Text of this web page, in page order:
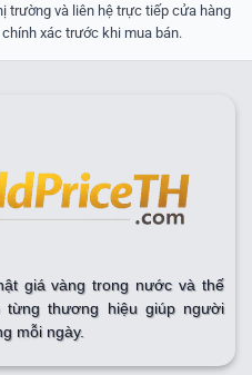
trường và liên hệ trực tiếp cửa hàng
xác trước khi mua bán.
giá vàng trong nước và thế
thương hiệu giúp người
mỗi ngày.